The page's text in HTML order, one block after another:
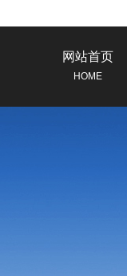
网站首页
HOME